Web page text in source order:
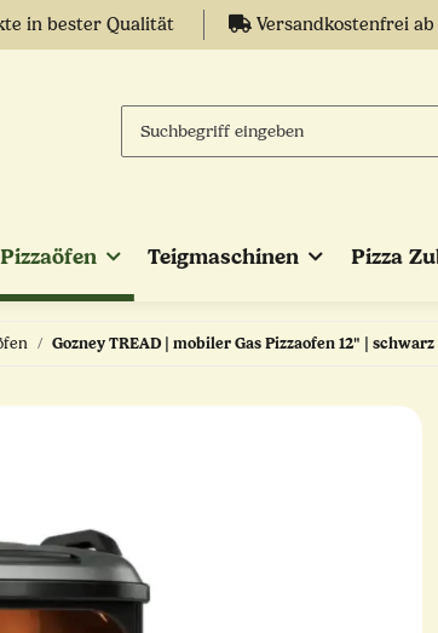
in bester Qualität Versandkostenfrei
Pizzaöfen Teigmaschinen Pizza
Gozney TREAD | mobiler Gas Pizzaofen 12" |